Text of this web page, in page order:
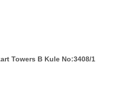
Towers B Kule No:3408/1